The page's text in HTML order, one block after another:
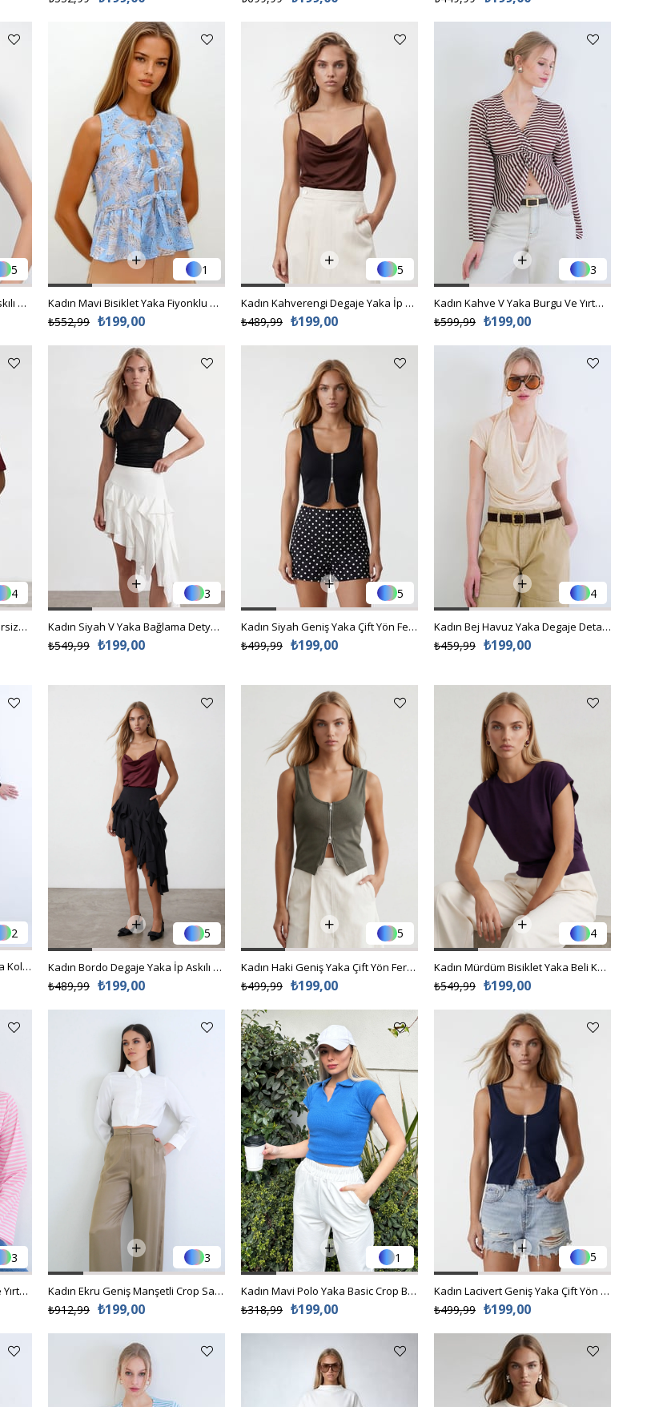
5
Kadın Siyah Degaje Yaka İp Askılı Sandy Kumaş Bluz ALC-X13448
1
Kadın Mavi Bisiklet Yaka Fiyonklu Desenli Eteği Valonlu Dokuma Bluz VS00192
₺199,00
₺552,99
5
Kadın Kahverengi Degaje Yaka İp Askılı Sandy Kumaş Bluz Alc-X13448
₺199,00
₺489,99
3
Kadın Kahve V Yaka Burgu Ve Yırtmaç Detaylı Pamuklu Bluz Alc-X15442
₺199,00
₺599,99
4
Kadın Bordo Bisiklet Yaka Oversize İnci Ve Taş İşlemeli T-Shirt ALC-X11964
3
Kadın Siyah V Yaka Bağlama Detyaylı Transparan Bluz Alc-X15494
₺199,00
₺549,99
5
Kadın Siyah Geniş Yaka Çift Yön Fermuarlı Bluz Alc-X15495
₺199,00
₺499,99
4
Kadın Bej Havuz Yaka Degaje Detaylı Transparan Örme Bluz Alc-X15395
₺199,00
₺459,99
2
Kadın Siyah Kayık Yaka Yarasa Kol Beli Lastikli Örme Elbise Alc-X15259
5
Kadın Bordo Degaje Yaka İp Askılı Sandy Kumaş Bluz Alc-X13448
₺199,00
₺489,99
5
Kadın Haki Geniş Yaka Çift Yön Fermuarlı Bluz Alc-X15495
₺199,00
₺499,99
4
Kadın Mürdüm Bisiklet Yaka Beli Korsajlı Bluz Alc-X15474
₺199,00
₺549,99
3
Kadın Pembe V Yaka Burgu Ve Yırtmaç Detaylı Pamuklu Bluz Alc-X15442
3
Kadın Ekru Geniş Manşetli Crop Saten Gömlek Alc-X15264
₺199,00
₺912,99
1
Kadın Mavi Polo Yaka Basic Crop Bluz ALC-X11548
₺199,00
₺318,99
5
Kadın Lacivert Geniş Yaka Çift Yön Fermuarlı Bluz Alc-X15495
₺199,00
₺499,99